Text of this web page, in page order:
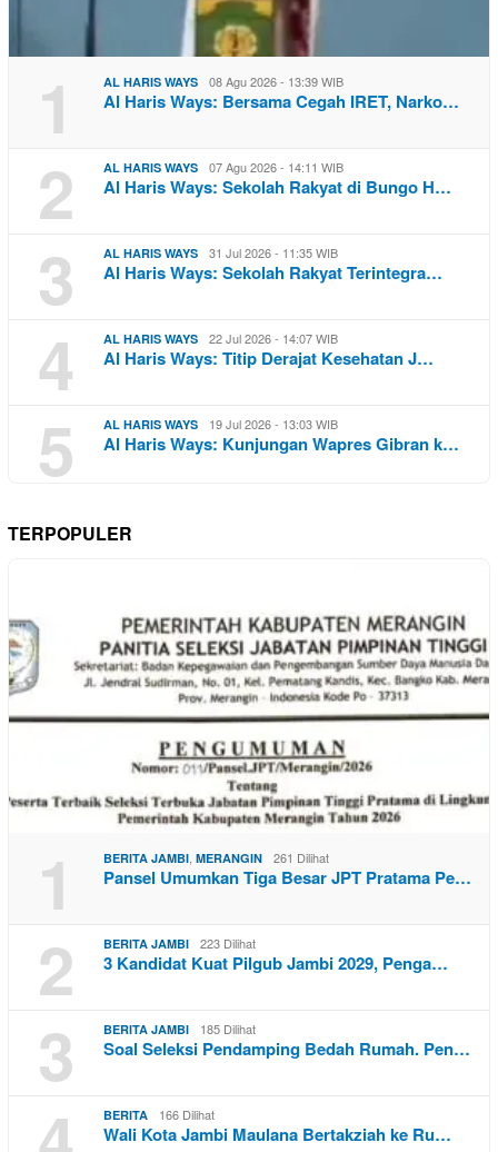
1 AL HARIS WAYS 08 Agu 2026 - 13:39 WIB
Al Haris Ways: Bersama Cegah IRET, Narko…
2 AL HARIS WAYS 07 Agu 2026 - 14:11 WIB
Al Haris Ways: Sekolah Rakyat di Bungo H…
3 AL HARIS WAYS 31 Jul 2026 - 11:35 WIB
Al Haris Ways: Sekolah Rakyat Terintegra…
4 AL HARIS WAYS 22 Jul 2026 - 14:07 WIB
Al Haris Ways: Titip Derajat Kesehatan J…
5 AL HARIS WAYS 19 Jul 2026 - 13:03 WIB
Al Haris Ways: Kunjungan Wapres Gibran k…
TERPOPULER
1 BERITA JAMBI MERANGIN 261 Dilihat
Pansel Umumkan Tiga Besar JPT Pratama Pe…
2 BERITA JAMBI 223 Dilihat
3 Kandidat Kuat Pilgub Jambi 2029, Penga…
3 BERITA JAMBI 185 Dilihat
Soal Seleksi Pendamping Bedah Rumah. Pen…
BERITA 166 Dilihat
Wali Kota Jambi Maulana Bertakziah ke Ru…